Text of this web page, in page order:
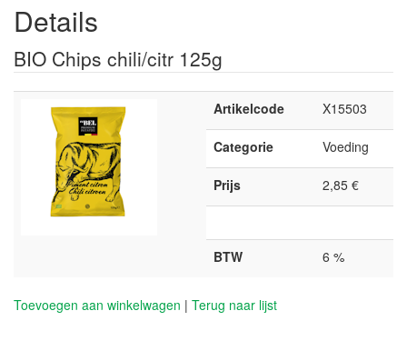
Details
BIO Chips chili/citr 125g
Artikelcode X15503
Categorie Voeding
Prijs 2,85 €
BTW 6 %
Toevoegen aan winkelwagen | Terug naar lijst